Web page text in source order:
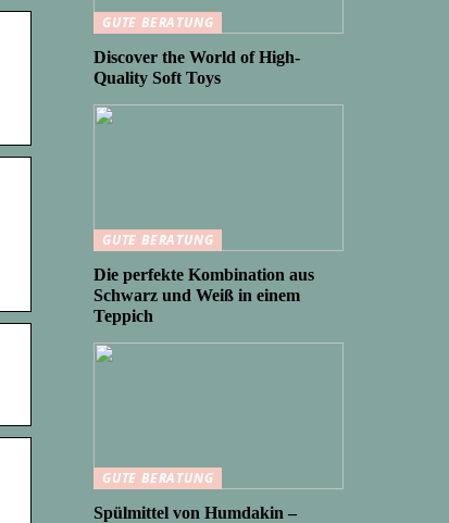
GUTE BERATUNG
Discover the World of High-
Quality Soft Toys
GUTE BERATUNG
Die perfekte Kombination aus
Schwarz und Weiß in einem
Teppich
GUTE BERATUNG
Spülmittel von Humdakin –